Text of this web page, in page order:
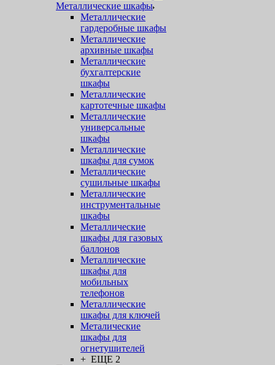
Металлические шкафы
Металлические
гардеробные шкафы
Металлические
архивные шкафы
Металлические
бухгалтерские
шкафы
Металлические
картотечные шкафы
Металлические
универсальные
шкафы
Металлические
шкафы для сумок
Металлические
сушильные шкафы
Металлические
инструментальные
шкафы
Металлические
шкафы для газовых
баллонов
Металлические
шкафы для
мобильных
телефонов
Металлические
шкафы для ключей
Металические
шкафы для
огнетушителей
+ ЕЩЕ 2